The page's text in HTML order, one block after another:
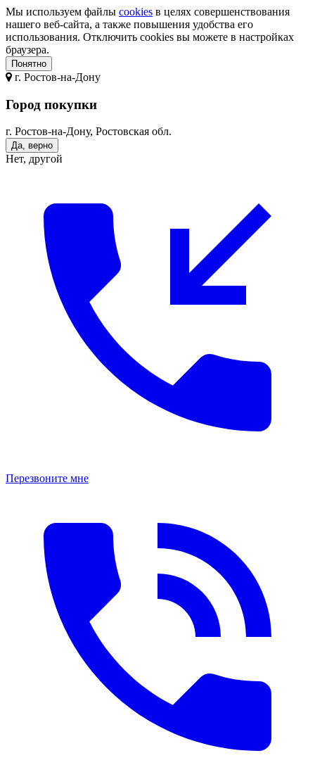
Мы используем файлы cookies в целях совершенствования
нашего веб-сайта, а также повышения удобства его
использования. Отключить cookies вы можете в настройках
браузера.
Понятно
г. Ростов-на-Дону
Город покупки
г. Ростов-на-Дону, Ростовская обл.
Да, верно
Нет, другой
Перезвоните мне